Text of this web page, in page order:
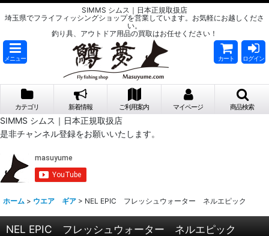
SIMMS シムス｜日本正規取扱店
埼玉県でフライフィッシングショップを営業しています。お気軽にお越しくださ
い。
釣り具、アウトドア用品の買取はお任せください！
メニュー カート ログイン
カテゴリ 新着情報 ご利用案内 マイページ 商品検索
SIMMS シムス｜日本正規取扱店
是非チャンネル登録をお願いいたします。
ホーム > ウエア ギア > NEL EPIC フレッシュウォーター ネルエピック
NEL EPIC フレッシュウォーター ネルエピック